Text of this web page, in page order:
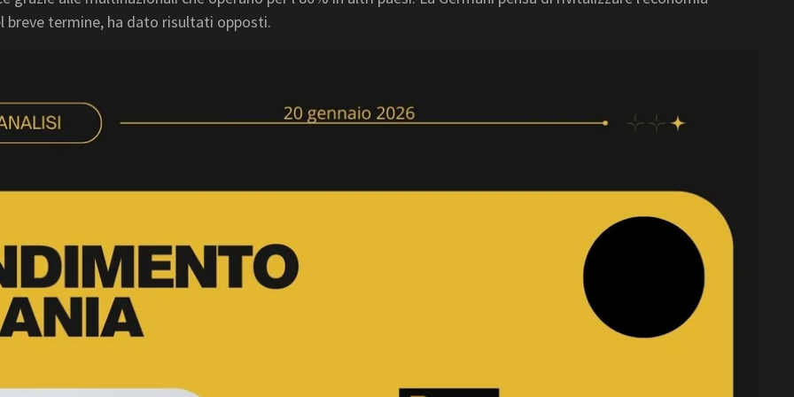
breve termine, ha dato risultati opposti.